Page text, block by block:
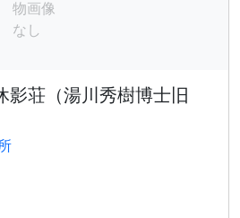
影荘（湯川秀樹博士旧